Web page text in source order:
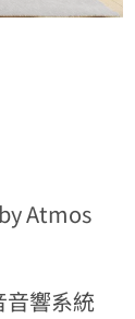
Atmos
音響系統